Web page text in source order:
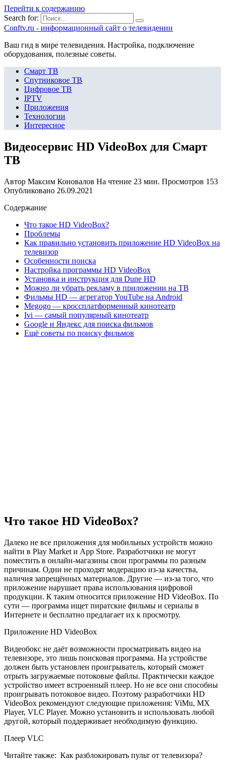
Перейти к содержанию
Search for:
Сonftv.ru - информационный сайт о телевидении
Ваш гид в мире телевидения. Настройка, подключение
оборудования, полезные советы.
Смарт ТВ
Спутниковое ТВ
Цифровое ТВ
IPTV
Приложения
Технологии
Интересное
Видеосервис HD VideoBox для Смарт
ТВ
Автор Максим Коновалов На чтение 23 мин. Просмотров 153
Опубликовано 26.09.2021
Содержание
Что такое HD VideoBox?
Проблемы
Как правильно установить приложение HD VideoBox на
телевизор
Особенности поиска
Настройка программы HD VideoBox
Установка и инструкция для Dune HD
Можно ли убрать рекламу в приложении на ТВ
Фильмы HD — агрегатор YouTube на Android
Megogo — кроссплатформенный кинотеатр
Ivi — самый популярный кинотеатр
Google и Яндекс для поиска фильмов
Ещё советы по поиску фильмов
Что такое HD VideoBox?
Далеко не все приложения для мобильных устройств можно
найти в Play Market и App Store. Разработчики не могут
поместить в онлайн-магазины свои программы по разным
причинам. Одни не проходят модерацию из-за качества,
наличия запрещённых материалов. Другие — из-за того, что
приложение нарушает права использования цифровой
продукции. К таким относится приложение HD VideoBox. По
сути — программа ищет пиратские фильмы и сериалы в
Интернете и бесплатно предлагает их к просмотру.
Приложение HD VideoBox
Видеобокс не даёт возможности просматривать видео на
телевизоре, это лишь поисковая программа. На устройстве
должен быть установлен проигрыватель, который сможет
отрыть загружаемые потоковые файлы. Практически каждое
устройство имеет встроенный плеер. Но не все они способны
проигрывать потоковое видео. Поэтому разработчики HD
VideoBox рекомендуют следующие приложения: ViMu, MX
Player, VLC Player. Можно установить и использовать любой
другой, который поддерживает необходимую функцию.
Плеер VLC
Читайте также: Как разблокировать пульт от телевизора?